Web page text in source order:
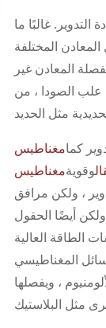
غالبًا ما
المختلفة
المعادن غير
علب الصودا ، من
كمامغناطيس
وقويةمغناطيس
، ولكن مرافق
أيضًا الحقول
الطاقة العالية
المغناطيسي
، ويفصلها